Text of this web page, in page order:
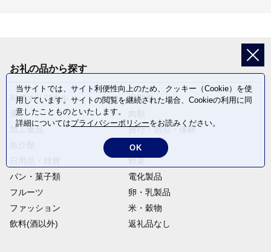
お礼の品から探す
ANAオリジナル
定期便
酒
加工食品
旅行・宿泊・体験
麺類
野菜
パン・菓子類
電化製品
フルーツ
卵・乳製品
ファッション
米・穀物
飲料(酒以外)
返礼品なし
当サイトでは、サイト利便性向上のため、クッキー（Cookie）を使
用しています。サイトの閲覧を継続された場合、Cookieの利用に同
意したことものといたします。
詳細についてはプライバシーポリシーをお読みください。
OK